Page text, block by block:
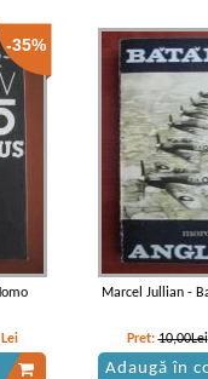
-35%
Lei
Marcel Jullian -
Pret:10,00Lei
Adaugă în